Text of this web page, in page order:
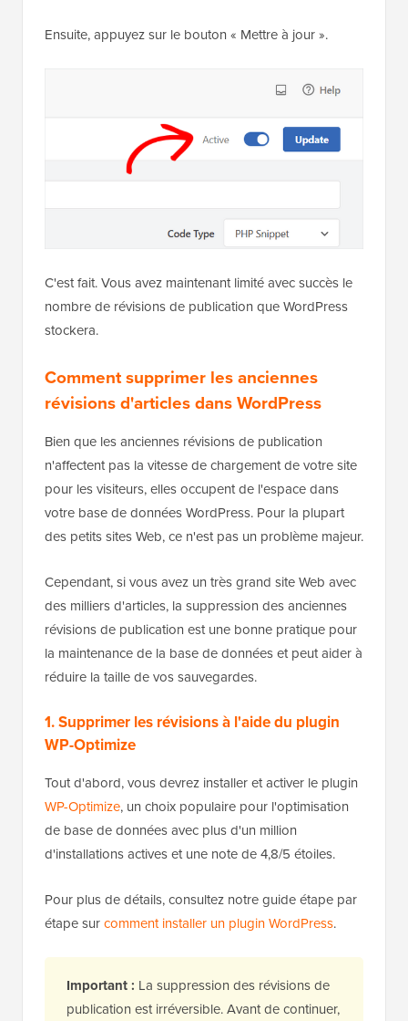
Ensuite, appuyez sur le bouton « Mettre à jour ».
C'est fait. Vous avez maintenant limité avec succès le
nombre de révisions de publication que WordPress
stockera.
Comment supprimer les anciennes
révisions d'articles dans WordPress
Bien que les anciennes révisions de publication
n'affectent pas la vitesse de chargement de votre site
pour les visiteurs, elles occupent de l'espace dans
votre base de données WordPress. Pour la plupart
des petits sites Web, ce n'est pas un problème majeur.
Cependant, si vous avez un très grand site Web avec
des milliers d'articles, la suppression des anciennes
révisions de publication est une bonne pratique pour
la maintenance de la base de données et peut aider à
réduire la taille de vos sauvegardes.
1. Supprimer les révisions à l'aide du plugin
WP-Optimize
Tout d'abord, vous devrez installer et activer le plugin
WP-Optimize, un choix populaire pour l'optimisation
de base de données avec plus d'un million
d'installations actives et une note de 4,8/5 étoiles.
Pour plus de détails, consultez notre guide étape par
étape surcomment installer un plugin WordPress.
Important : La suppression des révisions de
publication est irréversible. Avant de continuer,